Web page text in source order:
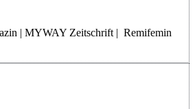
| MYWAY Zeitschrift | Remifemin